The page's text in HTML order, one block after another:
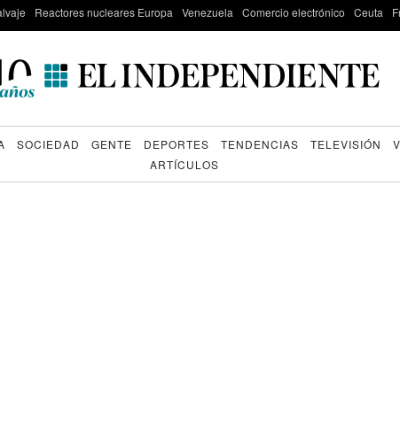
Reactores nucleares Europa Venezuela Comercio electrónico Ceuta
SOCIEDAD GENTE DEPORTES TENDENCIAS TELEVISIÓN
ARTÍCULOS